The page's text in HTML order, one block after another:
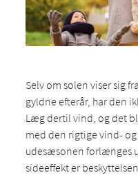
Selv om solen viser sig
gyldne efterår, har den
Læg dertil vind, og det
med den rigtige vind-
udesæsonen forlænges
sideeffekt er